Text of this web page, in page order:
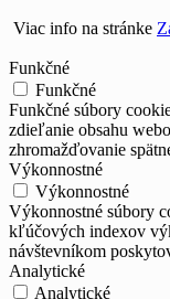
Viac info na stránke
Funkčné
Funkčné
Funkčné súbory
zdieľanie obsahu
zhromažďovanie
Výkonnostné
Výkonnostné
Výkonnostné súbory
kľúčových indexov
návštevníkom
Analytické
Analytické